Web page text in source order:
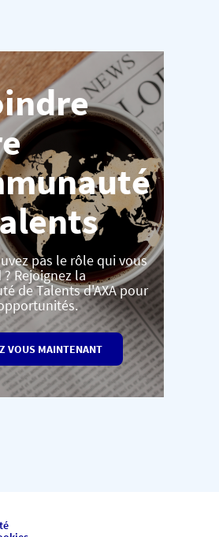
pas le rôle qui vous
Rejoignez la
de Talents d'AXA pour
VOUS MAINTENANT